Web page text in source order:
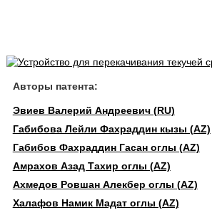
Авторы патента:
Эвиев Валерий Андреевич (RU)
Габибова Лейли Фахраддин кызы (AZ)
Габибов Фахраддин Гасан оглы (AZ)
Амрахов Азад Тахир оглы (AZ)
Ахмедов Ровшан Алекбер оглы (AZ)
Халафов Намик Мадат оглы (AZ)